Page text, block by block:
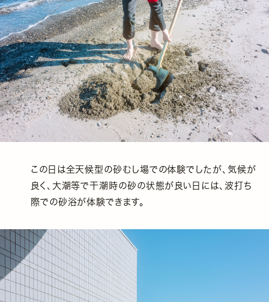
この日は全天候型の砂むし場での体験でしたが、気候が
良く、大潮等で干潮時の砂の状態が良い日には、波打ち
際での砂浴が体験できます。